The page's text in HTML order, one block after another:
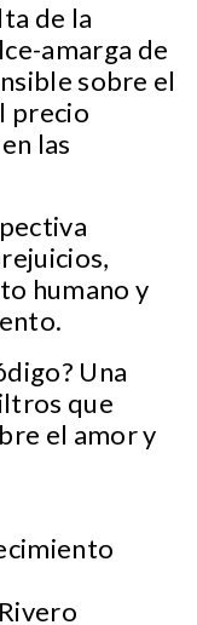
de la
amarga de
sobre el
precio
las
humano y
Una
que
el amor y